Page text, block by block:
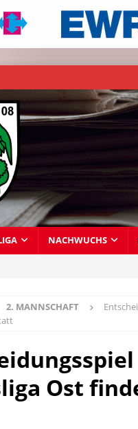
NACHWUCHS
2. MANNSCHAFT
Ost